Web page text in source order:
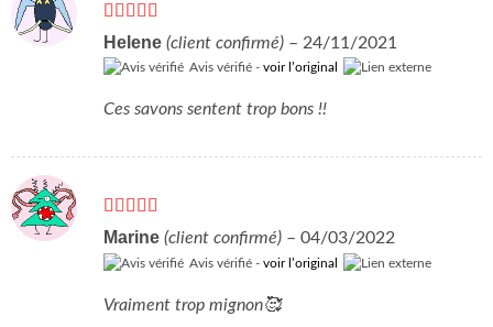
Note5sur 5
Helene (client confirmé) – 24/11/2021
Avis vérifié - voir l’original
Ces savons sentent trop bons !!
Note5sur 5
Marine (client confirmé) – 04/03/2022
Avis vérifié - voir l’original
Vraiment trop mignon🥰